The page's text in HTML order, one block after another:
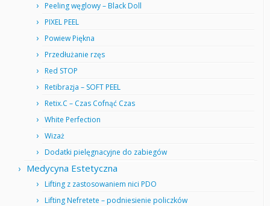
Peeling węglowy – Black Doll
PIXEL PEEL
Powiew Piękna
Przedłużanie rzęs
Red STOP
Retibrazja – SOFT PEEL
Retix.C – Czas Cofnąć Czas
White Perfection
Wizaż
Dodatki pielęgnacyjne do zabiegów
Medycyna Estetyczna
Lifting z zastosowaniem nici PDO
Lifting Nefretete – podniesienie policzków